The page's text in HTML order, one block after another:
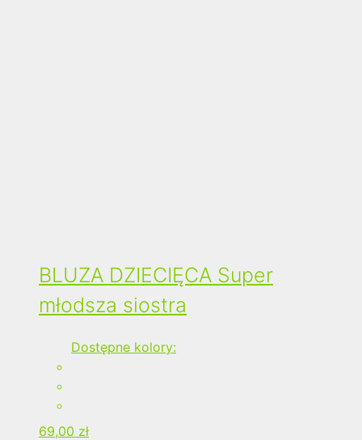
BLUZA DZIECIĘCA Super
młodsza siostra
Dostępne kolory:
69,00 zł